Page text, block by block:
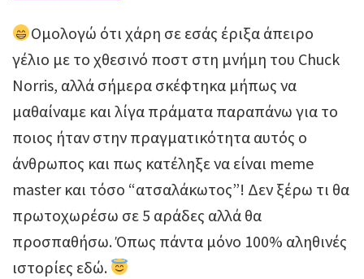
Ομολογώ ότι χάρη σε εσάς έριξα άπειρο
γέλιο με το χθεσινό ποστ στη μνήμη του Chuck
Norris, αλλά σήμερα σκέφτηκα μήπως να
μαθαίναμε και λίγα πράματα παραπάνω για το
ποιος ήταν στην πραγματικότητα αυτός ο
άνθρωπος και πως κατέληξε να είναι meme
master και τόσο “ατσαλάκωτος”! Δεν ξέρω τι θα
πρωτοχωρέσω σε 5 αράδες αλλά θα
προσπαθήσω. Όπως πάντα μόνο 100% αληθινές
ιστορίες εδώ.